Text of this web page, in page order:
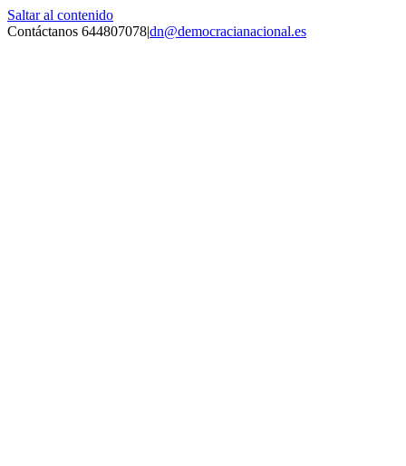
Saltar al contenido
Contáctanos 644807078|dn@democracianacional.es